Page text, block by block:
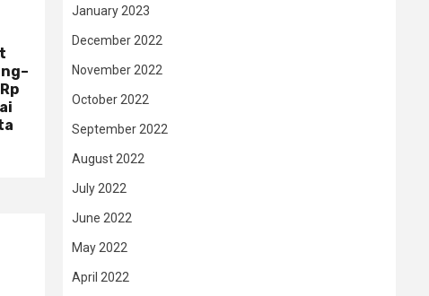
January 2023
December 2022
November 2022
October 2022
September 2022
August 2022
July 2022
June 2022
May 2022
April 2022